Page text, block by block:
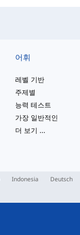
어휘
레벨 기반
주제별
능력 테스트
가장 일반적인
더 보기 ...
Indonesia Deutsch